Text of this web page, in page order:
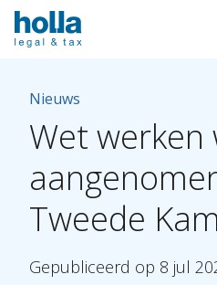
Nieuws
Wet werken
Tweede
Gepubliceerd op 8 jul